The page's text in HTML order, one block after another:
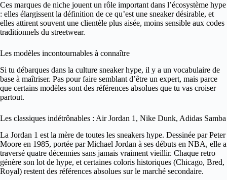
Ces marques de niche jouent un rôle important dans l’écosystème hype
: elles élargissent la définition de ce qu’est une sneaker désirable, et
elles attirent souvent une clientèle plus aisée, moins sensible aux codes
traditionnels du streetwear.
Les modèles incontournables à connaître
Si tu débarques dans la culture sneaker hype, il y a un vocabulaire de
base à maîtriser. Pas pour faire semblant d’être un expert, mais parce
que certains modèles sont des références absolues que tu vas croiser
partout.
Les classiques indétrônables : Air Jordan 1, Nike Dunk, Adidas Samba
La Jordan 1 est la mère de toutes les sneakers hype. Dessinée par Peter
Moore en 1985, portée par Michael Jordan à ses débuts en NBA, elle a
traversé quatre décennies sans jamais vraiment vieillir. Chaque retro
génère son lot de hype, et certaines coloris historiques (Chicago, Bred,
Royal) restent des références absolues sur le marché secondaire.